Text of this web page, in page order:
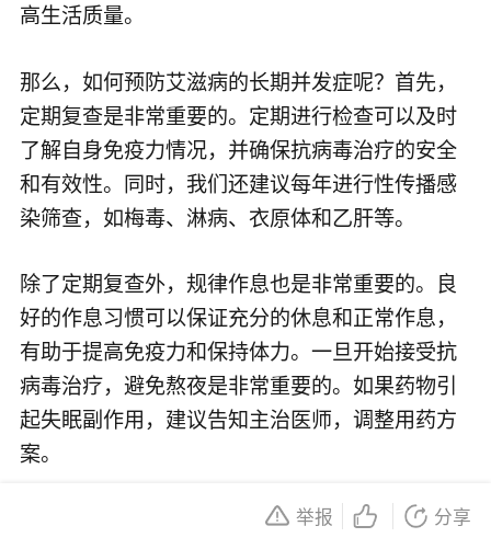
高生活质量。
那么，如何预防艾滋病的长期并发症呢？首先，
定期复查是非常重要的。定期进行检查可以及时
了解自身免疫力情况，并确保抗病毒治疗的安全
和有效性。同时，我们还建议每年进行性传播感
染筛查，如梅毒、淋病、衣原体和乙肝等。
除了定期复查外，规律作息也是非常重要的。良
好的作息习惯可以保证充分的休息和正常作息，
有助于提高免疫力和保持体力。一旦开始接受抗
病毒治疗，避免熬夜是非常重要的。如果药物引
起失眠副作用，建议告知主治医师，调整用药方
案。
此外，均衡饮食也是预防艾滋病长期并发症的关
举报 分享